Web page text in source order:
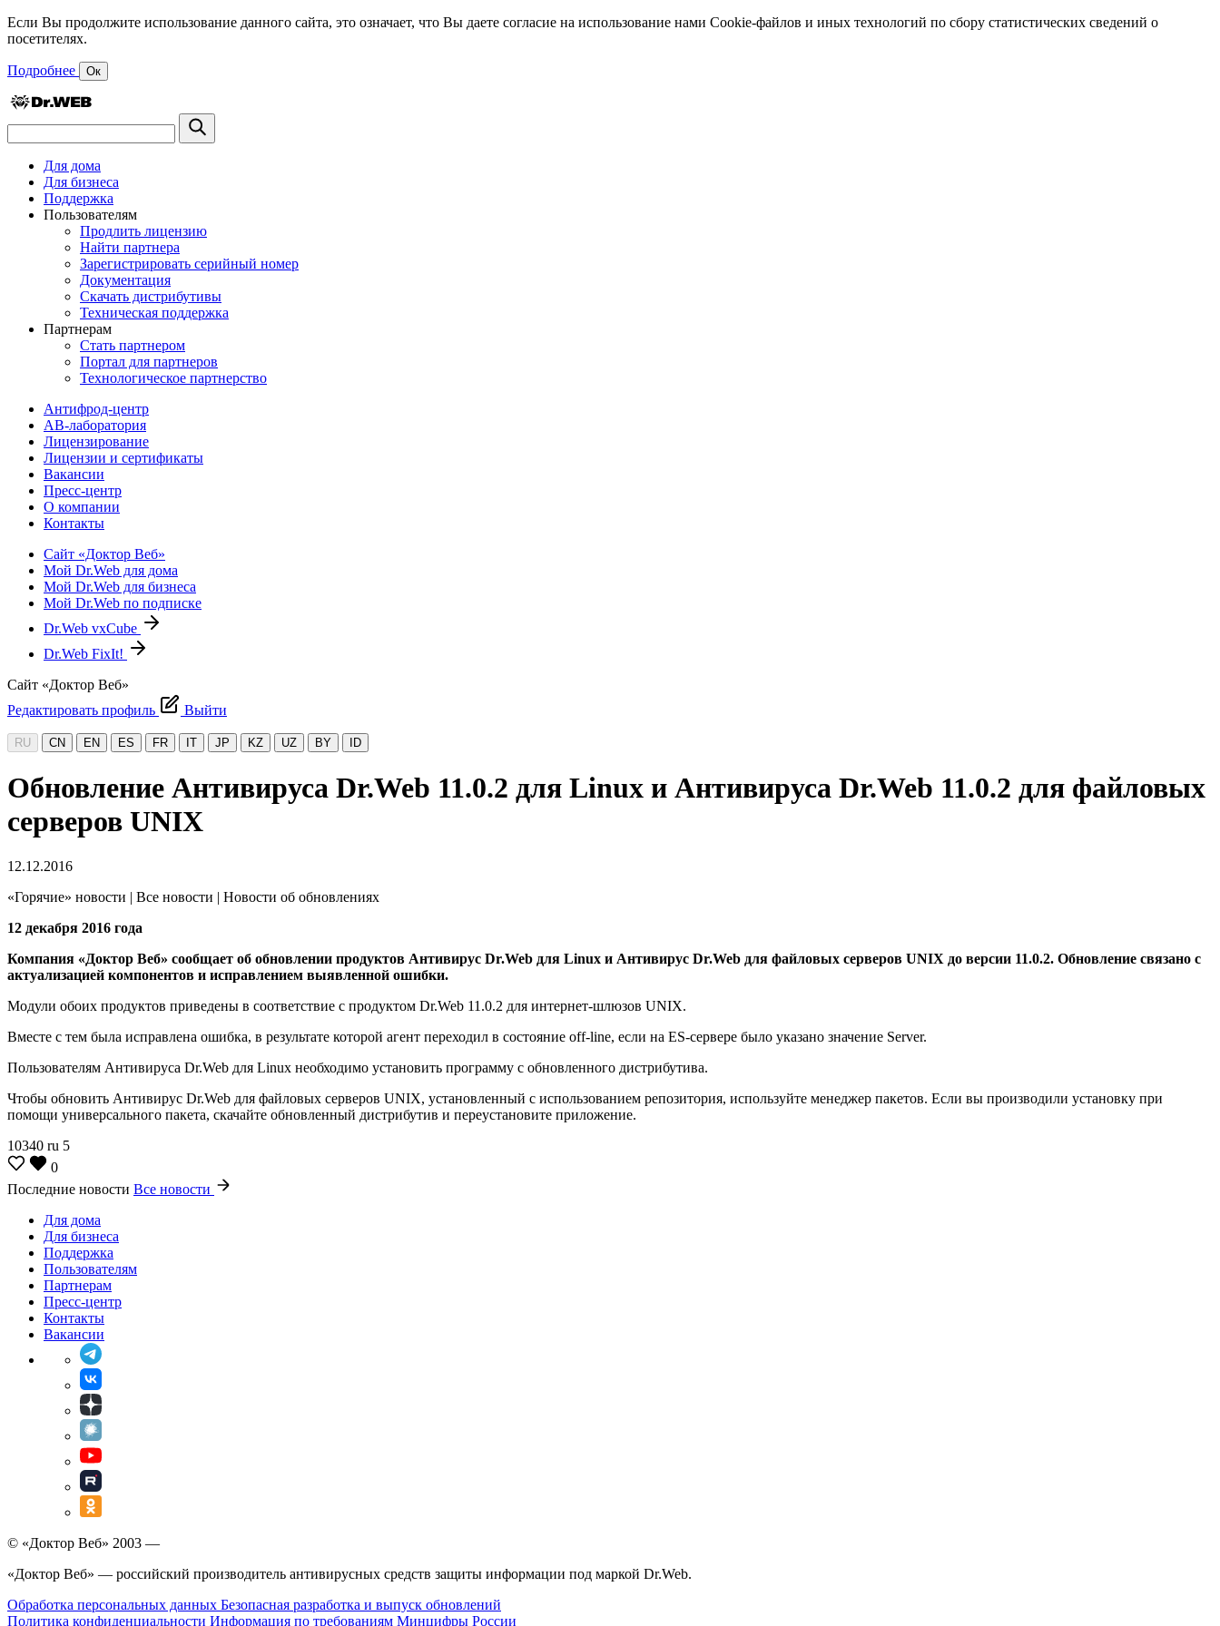
Если Вы продолжите использование данного сайта, это означает, что Вы даете согласие на использование нами Cookie-файлов и иных технологий по сбору статистических сведений о
посетителях.
Подробнее Ок
Для дома
Для бизнеса
Поддержка
Пользователям
Продлить лицензию
Найти партнера
Зарегистрировать серийный номер
Документация
Скачать дистрибутивы
Техническая поддержка
Партнерам
Стать партнером
Портал для партнеров
Технологическое партнерство
Антифрод-центр
АВ-лаборатория
Лицензирование
Лицензии и сертификаты
Вакансии
Пресс-центр
О компании
Контакты
Сайт «Доктор Веб»
Мой Dr.Web для дома
Мой Dr.Web для бизнеса
Мой Dr.Web по подписке
Dr.Web vxCube
Dr.Web FixIt!
Сайт «Доктор Веб»
Редактировать профиль
Выйти
RU CN EN ES FR IT JP KZ UZ BY ID
Обновление Антивируса Dr.Web 11.0.2 для Linux и Антивируса Dr.Web 11.0.2 для файловых
серверов UNIX
12.12.2016
«Горячие» новости | Все новости | Новости об обновлениях
12 декабря 2016 года
Компания «Доктор Веб» сообщает об обновлении продуктов Антивирус Dr.Web для Linux и Антивирус Dr.Web для файловых серверов UNIX до версии 11.0.2. Обновление связано с
актуализацией компонентов и исправлением выявленной ошибки.
Модули обоих продуктов приведены в соответствие с продуктом Dr.Web 11.0.2 для интернет-шлюзов UNIX.
Вместе с тем была исправлена ошибка, в результате которой агент переходил в состояние off-line, если на ES-сервере было указано значение Server.
Пользователям Антивируса Dr.Web для Linux необходимо установить программу с обновленного дистрибутива.
Чтобы обновить Антивирус Dr.Web для файловых серверов UNIX, установленный с использованием репозитория, используйте менеджер пакетов. Если вы производили установку при
помощи универсального пакета, скачайте обновленный дистрибутив и переустановите приложение.
10340 ru 5
0
Последние новости Все новости
Для дома
Для бизнеса
Поддержка
Пользователям
Партнерам
Пресс-центр
Контакты
Вакансии
© «Доктор Веб» 2003 —
«Доктор Веб» — российский производитель антивирусных средств защиты информации под маркой Dr.Web.
Обработка персональных данных Безопасная разработка и выпуск обновлений
Политика конфиденциальности Информация по требованиям Минцифры России